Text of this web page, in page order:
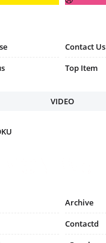
Contact Us
Top Item
VIDEO
Archive
Contactd